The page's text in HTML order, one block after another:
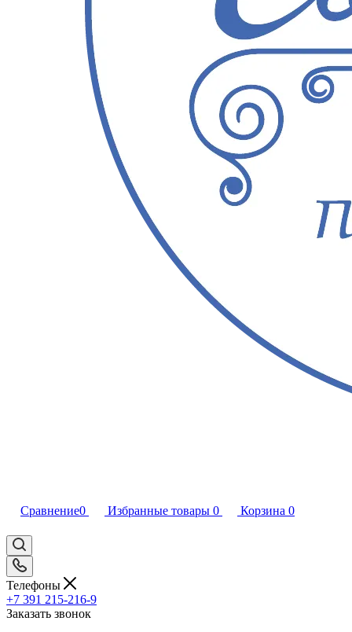
Сравнение0 Избранные товары 0 Корзина 0
Телефоны
+7 391 215-216-9
Заказать звонок